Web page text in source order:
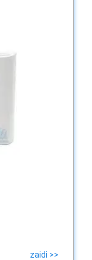
zaidi >>